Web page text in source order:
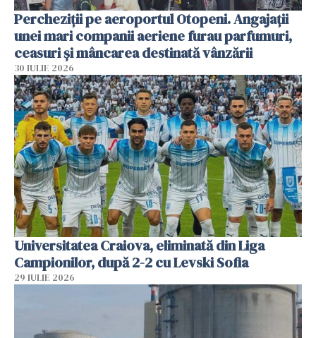
Percheziții pe aeroportul Otopeni. Angajații
unei mari companii aeriene furau parfumuri,
ceasuri și mâncarea destinată vânzării
30 IULIE 2026
Universitatea Craiova, eliminată din Liga
Campionilor, după 2-2 cu Levski Sofia
29 IULIE 2026